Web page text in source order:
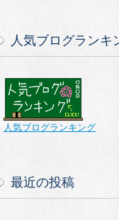
人気ブログランキ
人気ブログランキング
最近の投稿